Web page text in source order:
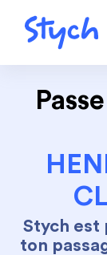
Stych est
ton